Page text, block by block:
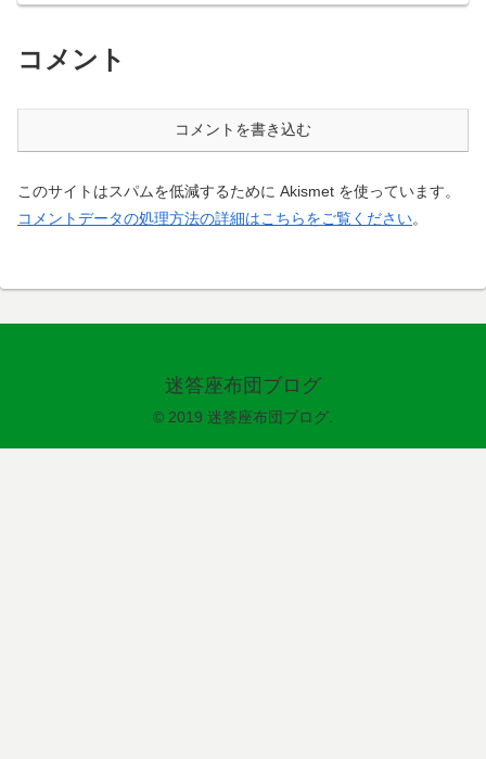
コメント
コメントを書き込む
このサイトはスパムを低減するために Akismet を使っています。
コメントデータの処理方法の詳細はこちらをご覧ください。
迷答座布団ブログ
© 2019 迷答座布団ブログ.